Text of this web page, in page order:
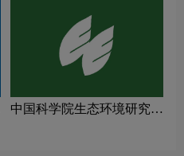
中国科学院生态环境研究中